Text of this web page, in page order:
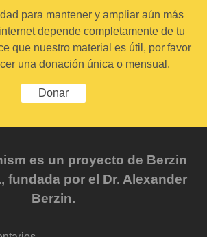
para mantener y ampliar aún más
depende completamente de tu
que nuestro material es útil, por favor
una donación única o mensual.
Donar
es un proyecto de Berzin
fundada por el Dr. Alexander
Berzin.